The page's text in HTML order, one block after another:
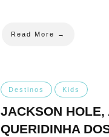
Read More →
Destinos Kids
JACKSON HOLE,
QUERIDINHA